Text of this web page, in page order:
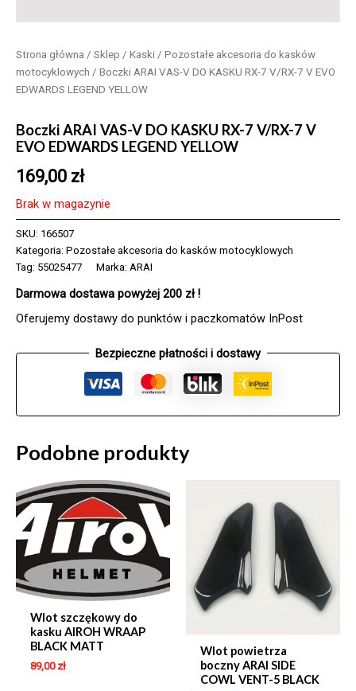
Strona główna / Sklep / Kaski / Pozostałe akcesoria do kasków
motocyklowych / Boczki ARAI VAS-V DO KASKU RX-7 V/RX-7 V EVO
EDWARDS LEGEND YELLOW
Boczki ARAI VAS-V DO KASKU RX-7 V/RX-7 V
EVO EDWARDS LEGEND YELLOW
169,00 zł
Brak w magazynie
SKU: 166507
Kategoria: Pozostałe akcesoria do kasków motocyklowych
Tag: 55025477 Marka: ARAI
Darmowa dostawa powyżej 200 zł !
Oferujemy dostawy do punktów i paczkomatów InPost
Bezpieczne płatności i dostawy
Podobne produkty
Wlot szczękowy do
kasku AIROH WRAAP
BLACK MATT
89,00 zł
Wlot powietrza
boczny ARAI SIDE
COWL VENT-5 BLACK